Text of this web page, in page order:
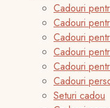
Cadouri
Cadouri
Cadouri
Cadouri
Cadouri
Cadouri
Seturi cadou